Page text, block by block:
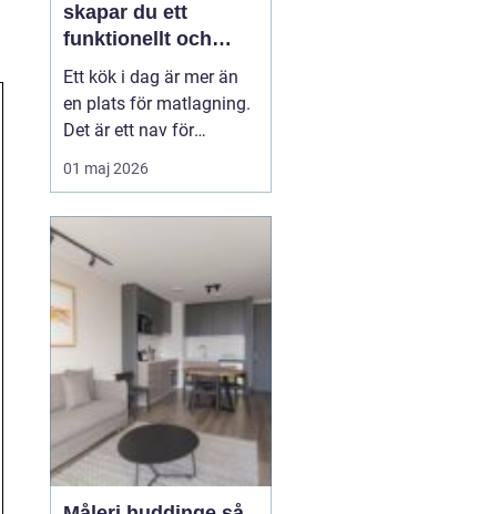
skapar du ett
funktionellt och
personligt kök
Ett kök i dag är mer än
en plats för matlagning.
Det är ett nav för
vardagen, en
samlingspunkt för familj
hemmets viktigaste rum.
När en bostadsägare
planerar kök Uppsala
handlar det därför både
om funktion, känsla och
långsiktigt...
01 maj 2026